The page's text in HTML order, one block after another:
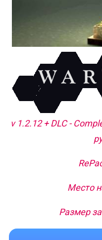
v 1.2.12 + DLC -
Место
Размер